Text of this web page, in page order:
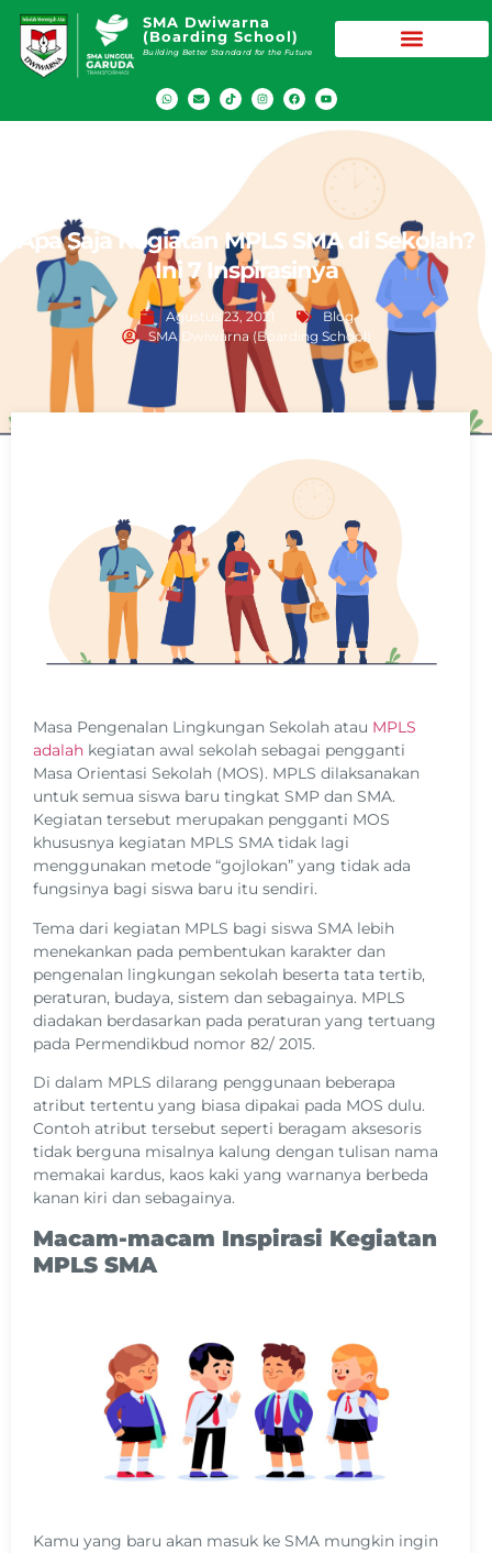
SMA Dwiwarna
(Boarding School)
Building Better Standard for the Future
Apa Saja Kegiatan MPLS SMA di Sekolah?
Ini 7 Inspirasinya
Agustus 23, 2021
Blog
SMA Dwiwarna (Boarding School)
Masa Pengenalan Lingkungan Sekolah atau MPLS
adalah kegiatan awal sekolah sebagai pengganti
Masa Orientasi Sekolah (MOS). MPLS dilaksanakan
untuk semua siswa baru tingkat SMP dan SMA.
Kegiatan tersebut merupakan pengganti MOS
khususnya kegiatan MPLS SMA tidak lagi
menggunakan metode “gojlokan” yang tidak ada
fungsinya bagi siswa baru itu sendiri.
Tema dari kegiatan MPLS bagi siswa SMA lebih
menekankan pada pembentukan karakter dan
pengenalan lingkungan sekolah beserta tata tertib,
peraturan, budaya, sistem dan sebagainya. MPLS
diadakan berdasarkan pada peraturan yang tertuang
pada Permendikbud nomor 82/ 2015.
Di dalam MPLS dilarang penggunaan beberapa
atribut tertentu yang biasa dipakai pada MOS dulu.
Contoh atribut tersebut seperti beragam aksesoris
tidak berguna misalnya kalung dengan tulisan nama
memakai kardus, kaos kaki yang warnanya berbeda
kanan kiri dan sebagainya.
Macam-macam Inspirasi Kegiatan
MPLS SMA
Kamu yang baru akan masuk ke SMA mungkin ingin